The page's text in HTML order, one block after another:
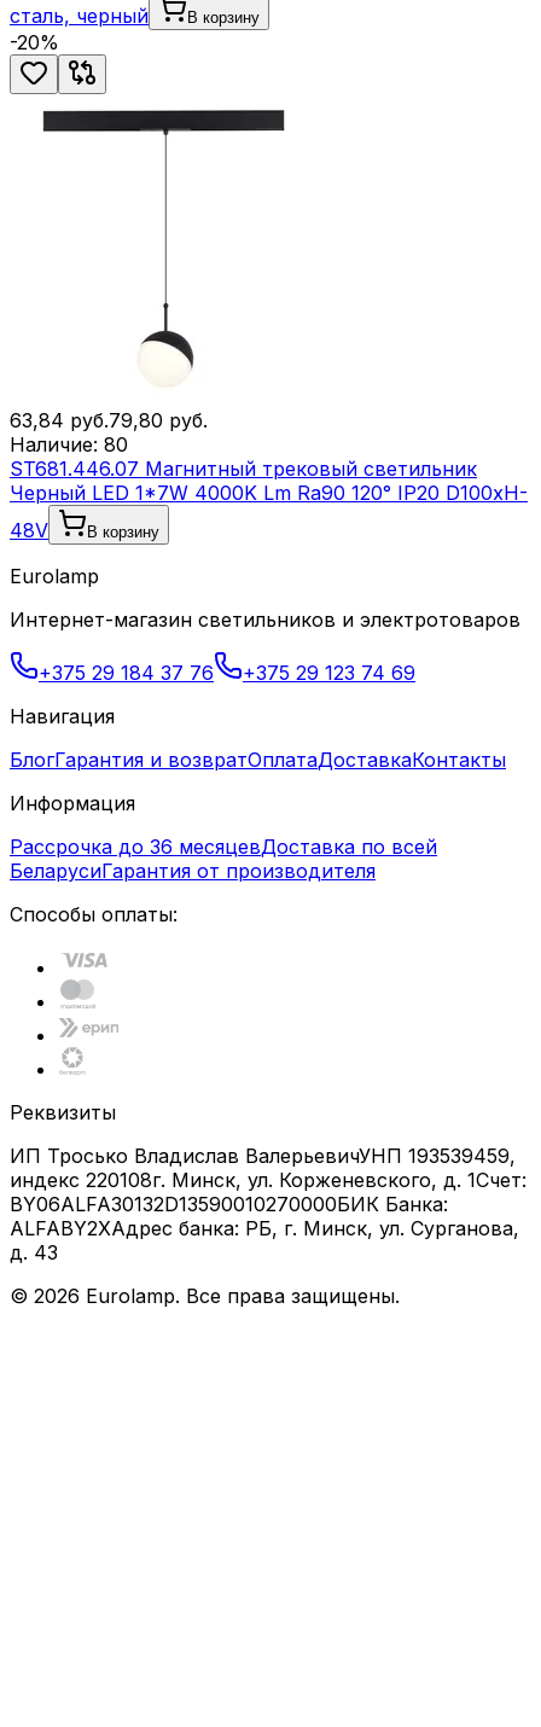
сталь, черный В корзину
-20%
63,84 руб.79,80 руб.
Наличие: 80
ST681.446.07 Магнитный трековый светильник
Черный LED 1*7W 4000K Lm Ra90 120° IP20 D100xH-
48V
В корзину
Eurolamp
Интернет-магазин светильников и электротоваров
+375 29 184 37 76
+375 29 123 74 69
Навигация
БлогГарантия и возвратОплатаДоставкаКонтакты
Информация
Рассрочка до 36 месяцевДоставка по всей
БеларусиГарантия от производителя
Способы оплаты:
Реквизиты
ИП Тросько Владислав ВалерьевичУНП 193539459,
индекс 220108г. Минск, ул. Корженевского, д. 1Счет:
BY06ALFA30132D13590010270000БИК Банка:
ALFABY2XАдрес банка: РБ, г. Минск, ул. Сурганова,
д. 43
© 2026 Eurolamp. Все права защищены.